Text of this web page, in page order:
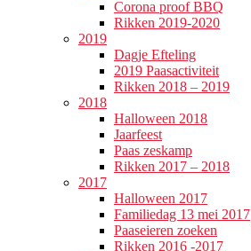
Corona proof BBQ
Rikken 2019-2020
2019
Dagje Efteling
2019 Paasactiviteit
Rikken 2018 – 2019
2018
Halloween 2018
Jaarfeest
Paas zeskamp
Rikken 2017 – 2018
2017
Halloween 2017
Familiedag 13 mei 2017
Paaseieren zoeken
Rikken 2016 -2017